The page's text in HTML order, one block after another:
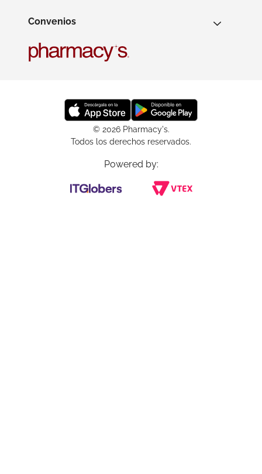
Convenios
© 2026 Pharmacy's.
Todos los derechos reservados.
Powered by: